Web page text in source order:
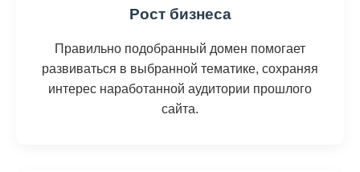
Рост бизнеса
Правильно подобранный домен помогает
развиваться в выбранной тематике, сохраняя
интерес наработанной аудитории прошлого
сайта.